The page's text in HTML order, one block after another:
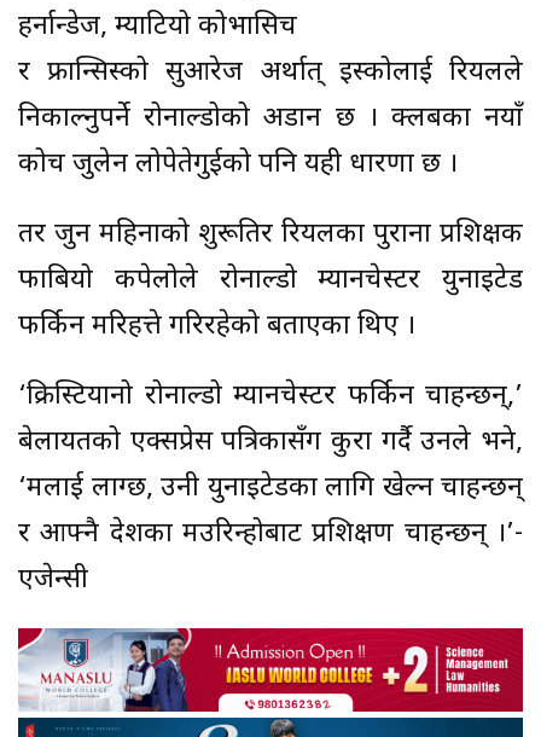
हर्नान्डेज, म्याटियो कोभासिच
र फ्रान्सिस्को सुआरेज अर्थात् इस्कोलाई रियलले
निकाल्नुपर्ने रोनाल्डोको अडान छ । क्लबका नयाँ
कोच जुलेन लोपेतेगुईको पनि यही धारणा छ ।
तर जुन महिनाको शुरूतिर रियलका पुराना प्रशिक्षक
फाबियो कपेलोले रोनाल्डो म्यानचेस्टर युनाइटेड
फर्किन मरिहत्ते गरिरहेको बताएका थिए ।
‘क्रिस्टियानो रोनाल्डो म्यानचेस्टर फर्किन चाहन्छन्,’
बेलायतको एक्सप्रेस पत्रिकासँग कुरा गर्दै उनले भने,
‘मलाई लाग्छ, उनी युनाइटेडका लागि खेल्न चाहन्छन्
र आफ्नै देशका मउरिन्होबाट प्रशिक्षण चाहन्छन् ।’-
एजेन्सी